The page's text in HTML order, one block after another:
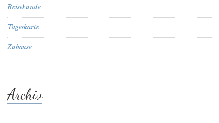
Reisekunde
Tageskarte
Zuhause
Archiv